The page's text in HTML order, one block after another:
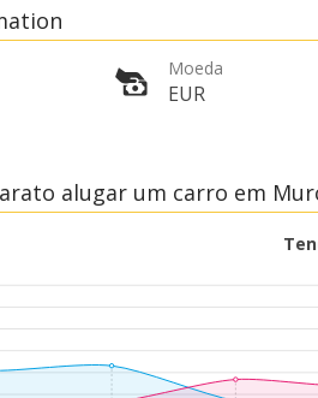
Moeda
EUR
alugar um carro em